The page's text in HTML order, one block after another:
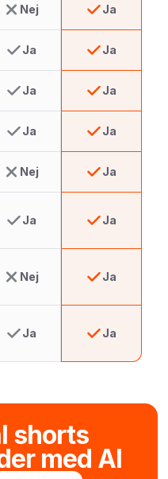
Nej Ja
Ja Ja
Ja Ja
Ja Ja
Nej Ja
Ja Ja
Nej Ja
Ja Ja
shorts
med AI